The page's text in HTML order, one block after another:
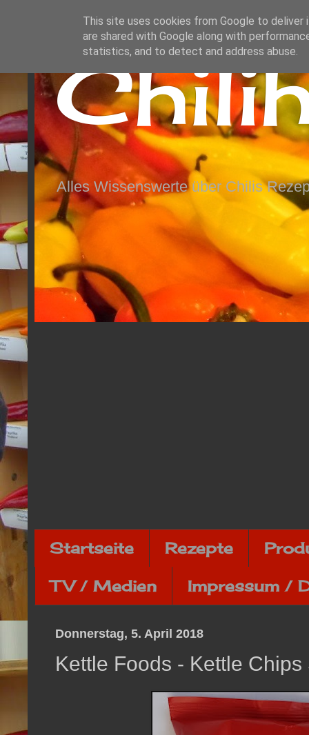
Alles Wissenswerte über Chilis
Startseite Rezepte
TV / Medien Impressum /
Donnerstag, 5. April 2018
Kettle Foods - Kettle
This site uses cookies from Google to deliver
are shared with Google along with
statistics, and to detect and address abuse.